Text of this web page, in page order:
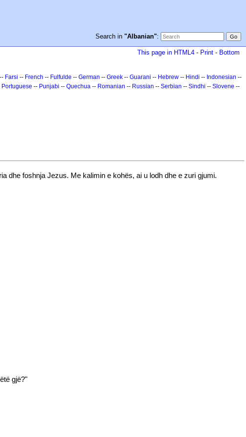
Search in "Albanian":
This page in HTML4 - Print - Bottom
-- Farsi -- French -- Fulfulde -- German -- Greek -- Guarani -- Hebrew -- Hindi -- Indonesian --
Portuguese -- Punjabi -- Quechua -- Romanian -- Russian -- Serbian -- Sindhi -- Slovene --
dhe foshnja Jezus. Me kalimin e kohës, ai u lodh dhe e zuri gjumi.
gjë?"